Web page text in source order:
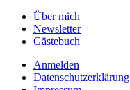
Über mich
Newsletter
Gästebuch
Anmelden
Datenschutzerklärung